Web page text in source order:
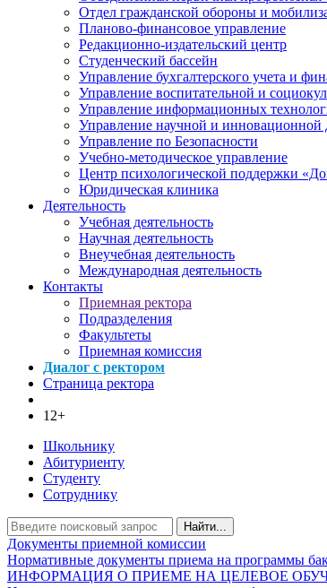
Отдел гражданской обороны и
Планово-финансовое управление
Редакционно-издательский центр
Студенческий бассейн
Управление бухгалтерского учета и
Управление воспитательной и
Управление информационных
Управление научной и инновационной
Управление по Безопасности
Учебно-методическое управление
Центр психологической поддержки
Юридическая клиника
Деятельность
Учебная деятельность
Научная деятельность
Внеучебная деятельность
Международная деятельность
Контакты
Приемная ректора
Подразделения
Факультеты
Приемная комиссия
Диалог с ректором
Страница ректора
12+
Школьнику
Абитуриенту
Студенту
Сотруднику
Найти...
Документы приемной комиссии
Нормативные документы приема на программы
ИНФОРМАЦИЯ О ПРИЕМЕ НА ЦЕЛЕВОЕ